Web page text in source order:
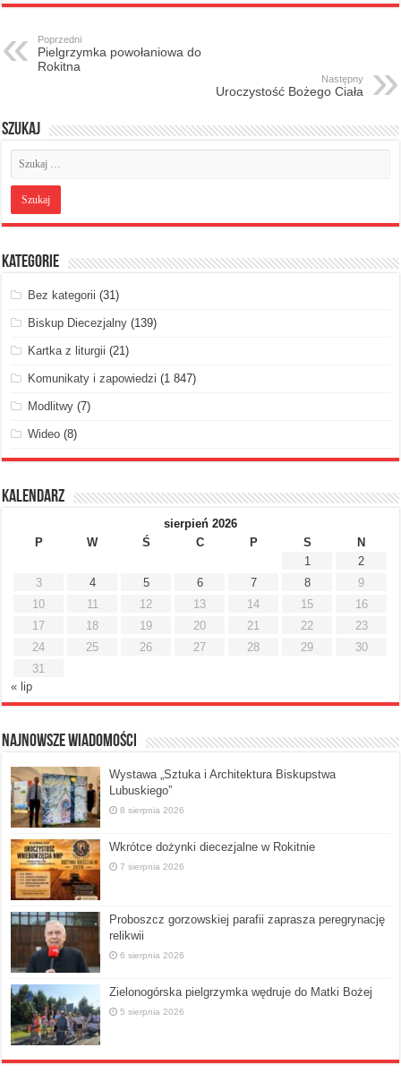
Poprzedni
Pielgrzymka powołaniowa do
Rokitna
Następny
Uroczystość Bożego Ciała
Szukaj
Kategorie
Bez kategorii (31)
Biskup Diecezjalny (139)
Kartka z liturgii (21)
Komunikaty i zapowiedzi (1 847)
Modlitwy (7)
Wideo (8)
Kalendarz
sierpień 2026
P
W Ś C P S
N
1
2
3
4 5 6 7 8
9
10
11 12 13 14 15
16
17
18 19 20 21 22
23
24
25 26 27 28 29
30
31
« lip
Najnowsze Wiadomości
Wystawa „Sztuka i Architektura Biskupstwa
Lubuskiego”
8 sierpnia 2026
Wkrótce dożynki diecezjalne w Rokitnie
7 sierpnia 2026
Proboszcz gorzowskiej parafii zaprasza peregrynację
relikwii
6 sierpnia 2026
Zielonogórska pielgrzymka wędruje do Matki Bożej
5 sierpnia 2026